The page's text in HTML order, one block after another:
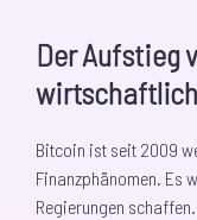
Der Aufstieg
Bitcoin ist seit 2009
Finanzphänomen. Es
Regierungen schaffen.